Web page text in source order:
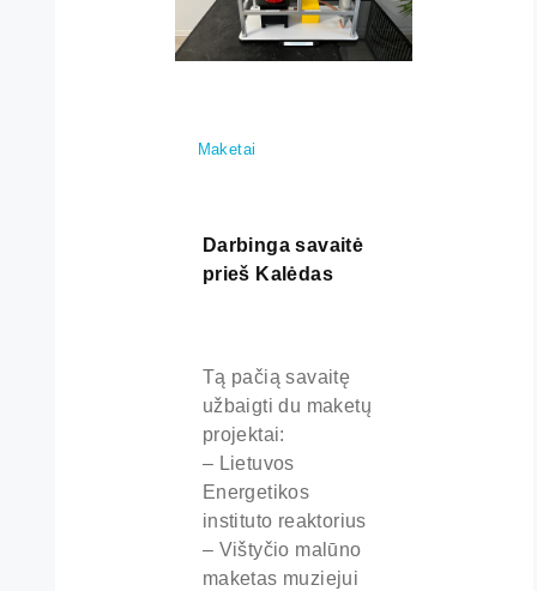
Maketai
Darbinga savaitė
prieš Kalėdas
Tą pačią savaitę
užbaigti du maketų
projektai:
– Lietuvos
Energetikos
instituto reaktorius
– Vištyčio malūno
maketas muziejui